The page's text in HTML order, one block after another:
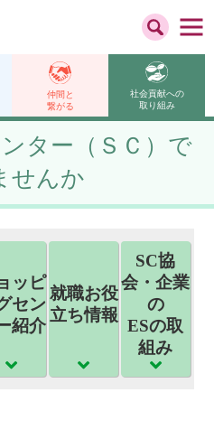
仲間と
繋がる
社会貢献への
取り組み
ター（ＳＣ）で
せんか
ッピ
セン
紹介
就職お役
立ち情報
SC協
会・企業
の
ESの取
組み